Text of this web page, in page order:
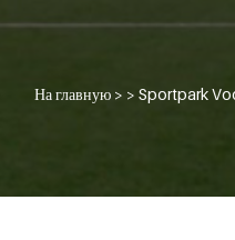
На главную> > Sportpark